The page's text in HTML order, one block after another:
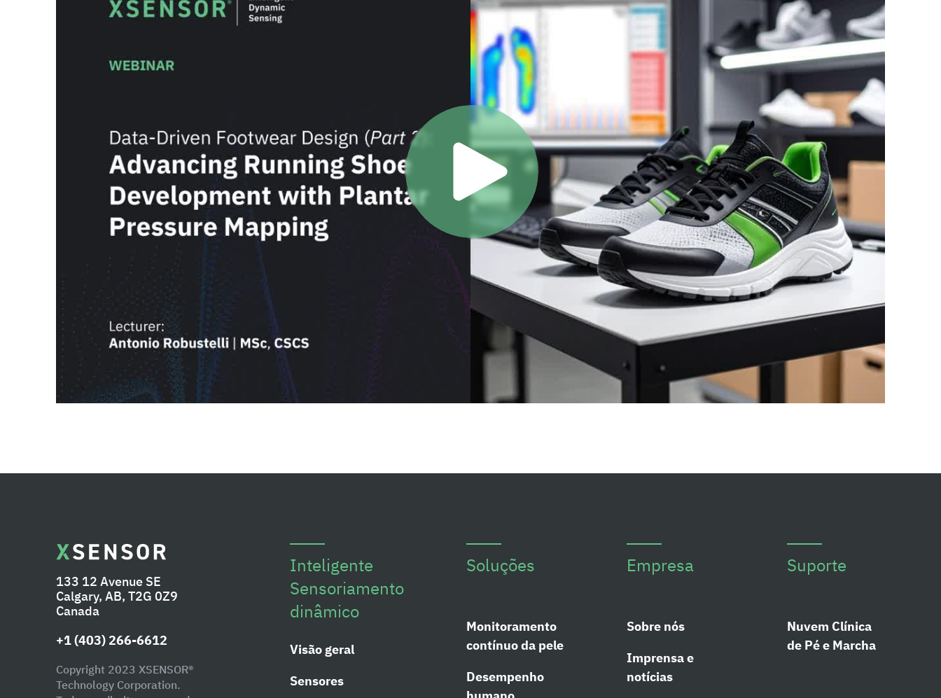
133 12 Avenue SE
Calgary, AB, T2G 0Z9
Canada
+1 (403) 266-6612
Copyright 2023 XSENSOR®
Technology Corporation.
Inteligente
Sensoriamento
dinâmico
Visão geral
Sensores
Soluções
Monitoramento
contínuo da pele
Desempenho
Empresa
Sobre nós
Imprensa e
notícias
Suporte
Nuvem Clínica
de Pé e Marcha